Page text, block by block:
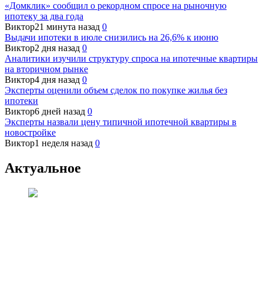
«Домклик» сообщил о рекордном спросе на рыночную
ипотеку за два года
Виктор21 минута назад 0
Выдачи ипотеки в июле снизились на 26,6% к июню
Виктор2 дня назад 0
Аналитики изучили структуру спроса на ипотечные квартиры
на вторичном рынке
Виктор4 дня назад 0
Эксперты оценили объем сделок по покупке жилья без
ипотеки
Виктор6 дней назад 0
Эксперты назвали цену типичной ипотечной квартиры в
новостройке
Виктор1 неделя назад 0
Актуальное